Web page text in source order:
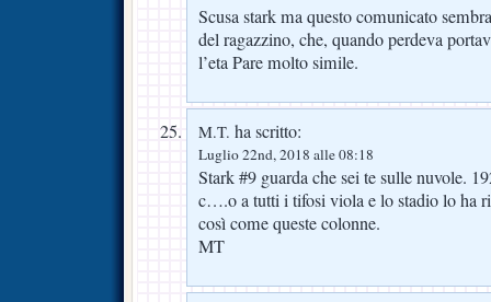
Scusa stark ma questo comunicato
del ragazzino, che, quando perdeva
l’eta Pare molto simile.
M.T. ha scritto:
Luglio 22nd, 2018 alle 08:18
Stark #9 guarda che sei te sulle nuvole.
c….o a tutti i tifosi viola e lo stadio lo ha
così come queste colonne.
MT